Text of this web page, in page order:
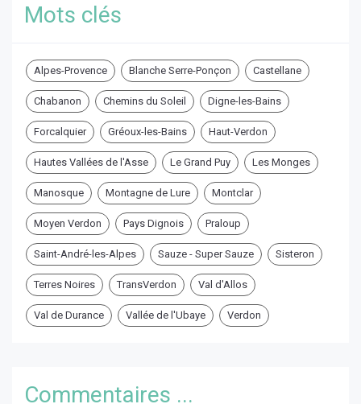
Mots clés
Alpes-Provence Blanche Serre-Ponçon Castellane
Chabanon Chemins du Soleil Digne-les-Bains
Forcalquier Gréoux-les-Bains Haut-Verdon
Hautes Vallées de l'Asse Le Grand Puy Les Monges
Manosque Montagne de Lure Montclar
Moyen Verdon Pays Dignois Praloup
Saint-André-les-Alpes Sauze - Super Sauze Sisteron
Terres Noires TransVerdon Val d'Allos
Val de Durance Vallée de l'Ubaye Verdon
Commentaires ...